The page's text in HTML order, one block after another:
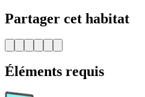
Partager cet habitat
Éléments requis